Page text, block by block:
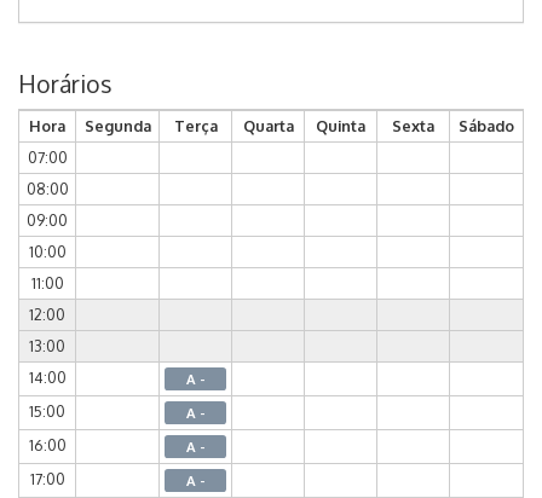
Horários
Hora Segunda Terça Quarta Quinta Sexta
Sábado
07:00
08:00
09:00
10:00
11:00
12:00
13:00
14:00
A -
15:00 A -
16:00 A -
17:00 A -